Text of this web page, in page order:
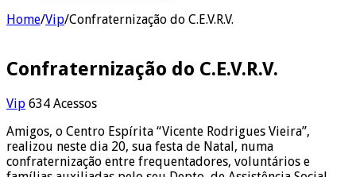
Home/Vip/Confraternização do C.E.V.R.V.
Confraternização do C.E.V.R.V.
Vip 634 Acessos
Amigos, o Centro Espírita “Vicente Rodrigues Vieira”,
realizou neste dia 20, sua festa de Natal, numa
confraternização entre frequentadores, voluntários e